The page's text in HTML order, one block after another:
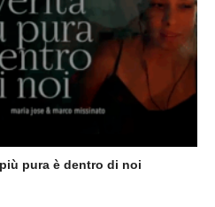
pura è dentro di noi